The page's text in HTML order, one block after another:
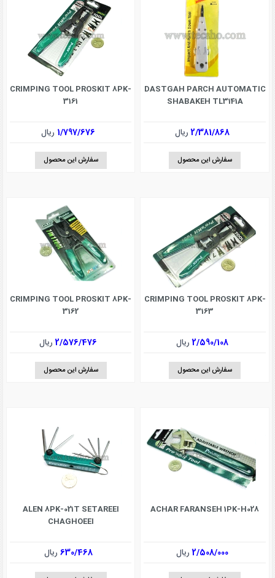
DASTGAH PARCH AUTOMATIC
SHABAKEH TL3141A
2/381/868ریال
سفارش این محصول
CRIMPING TOOL PROSKIT 8PK-
3161
1/797/676 ریال
سفارش این محصول
CRIMPING TOOL PROSKIT 8PK-
3163
2/590/108ریال
سفارش این محصول
CRIMPING TOOL PROSKIT 8PK-
3162
2/576/476ریال
سفارش این محصول
ACHAR FARANSEH 1PK-H028
2/508/000ریال
ALEN 8PK-021T SETAREEI
CHAGHOEEI
630/468 ریال